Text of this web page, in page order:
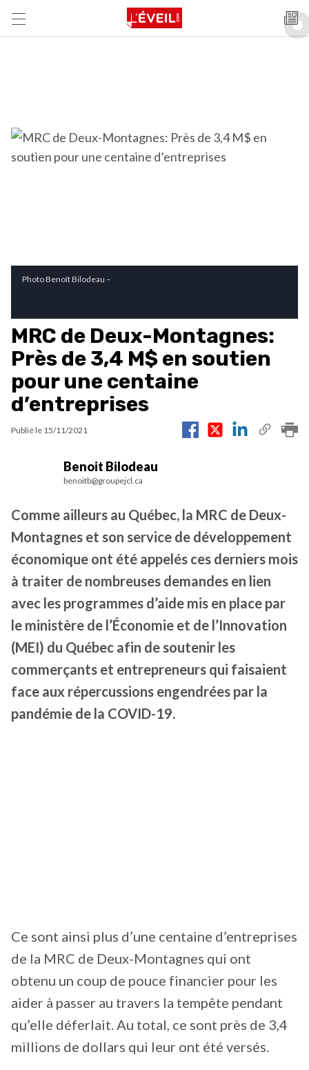
Photo Benoît Bilodeau –
MRC de Deux-Montagnes:
Près de 3,4 M$ en soutien
pour une centaine
d’entreprises
Publié le 15/11/2021
Benoit Bilodeau
benoitb@groupejcl.ca
Comme ailleurs au Québec, la MRC de Deux-
Montagnes et son service de développement
économique ont été appelés ces derniers mois
à traiter de nombreuses demandes en lien
avec les programmes d’aide mis en place par
le ministère de l’Économie et de l’Innovation
(MEI) du Québec afin de soutenir les
commerçants et entrepreneurs qui faisaient
face aux répercussions engendrées par la
pandémie de la COVID-19.
Ce sont ainsi plus d’une centaine d’entreprises
de la MRC de Deux-Montagnes qui ont
obtenu un coup de pouce financier pour les
aider à passer au travers la tempête pendant
qu’elle déferlait. Au total, ce sont près de 3,4
millions de dollars qui leur ont été versés.